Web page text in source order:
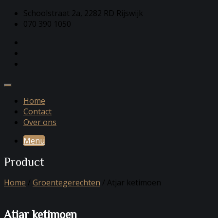
Schoolstraat 2a, 2282 RD Rijswijk
070 390 1050
Home
Contact
Over ons
Menu
Product
Home / Groentegerechten / Atjar ketimoen
Atjar ketimoen